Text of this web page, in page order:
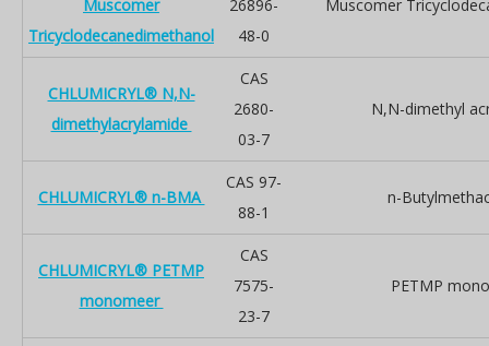
Muscomer
Tricyclodecanedimethanol
26896-
48-0
Muscomer
CHLUMICRYL® N,N-
dimethylacrylamide
CAS
2680-
03-7
N,N-dimethyl
CHLUMICRYL® n-BMA
CAS 97-
88-1
n-
CHLUMICRYL® PETMP
monomeer
CAS
7575-
23-7
PETMP